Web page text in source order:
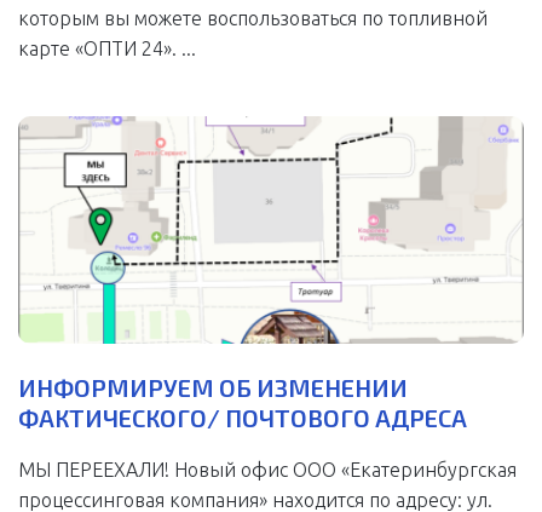
которым вы можете воспользоваться по топливной
карте «ОПТИ 24». ...
ИНФОРМИРУЕМ ОБ ИЗМЕНЕНИИ
ФАКТИЧЕСКОГО/ ПОЧТОВОГО АДРЕСА
МЫ ПЕРЕЕХАЛИ! Новый офис ООО «Екатеринбургская
процессинговая компания» находится по адресу: ул.